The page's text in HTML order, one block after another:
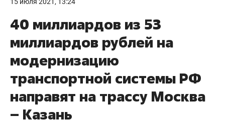
40 миллиардов из 53
миллиардов рублей на
модернизацию
транспортной системы РФ
направят на трассу Москва
– Казань